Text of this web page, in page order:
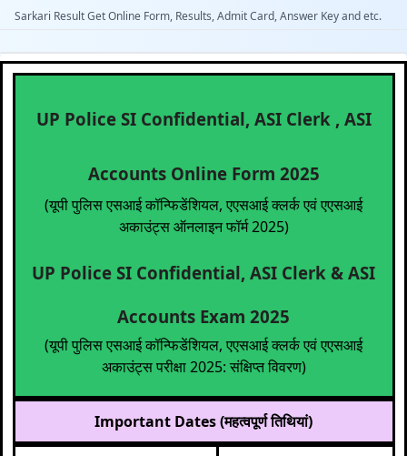
Sarkari Result Get Online Form, Results, Admit Card, Answer Key and etc.
UP Police SI Confidential, ASI Clerk , ASI
Accounts Online Form 2025
(यूपी पुलिस एसआई कॉन्फिडेंशियल, एएसआई क्लर्क एवं एएसआई
अकाउंट्स ऑनलाइन फॉर्म 2025)
UP Police SI Confidential, ASI Clerk & ASI
Accounts Exam 2025
(यूपी पुलिस एसआई कॉन्फिडेंशियल, एएसआई क्लर्क एवं एएसआई
अकाउंट्स परीक्षा 2025: संक्षिप्त विवरण)
Important Dates (महत्वपूर्ण तिथियां)